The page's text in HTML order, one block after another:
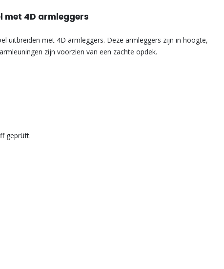
met 4D armleggers
uitbreiden met 4D armleggers. Deze armleggers zijn in hoogte,
zijn voorzien van een zachte opdek.
geprüft.